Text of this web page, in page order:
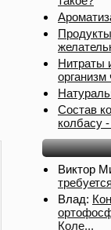
Нитраты
организм
Состав
колбасу
Виктор
Влад:
Коле...